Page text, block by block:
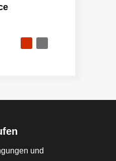
und